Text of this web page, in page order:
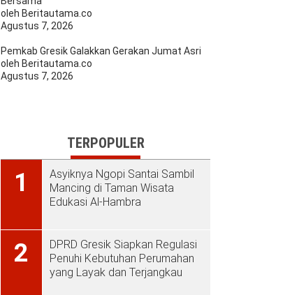
oleh Beritautama.co
Agustus 7, 2026
Pemkab Gresik Galakkan Gerakan Jumat Asri
oleh Beritautama.co
Agustus 7, 2026
TERPOPULER
1
Asyiknya Ngopi Santai Sambil
Mancing di Taman Wisata
Edukasi Al-Hambra
2
DPRD Gresik Siapkan Regulasi
Penuhi Kebutuhan Perumahan
yang Layak dan Terjangkau